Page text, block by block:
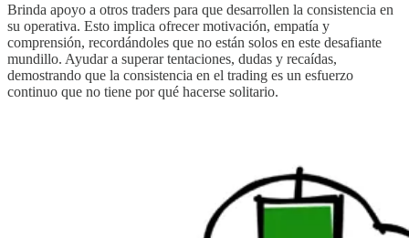
Brinda apoyo a otros traders para que desarrollen la consistencia en
su operativa. Esto implica ofrecer motivación, empatía y
comprensión, recordándoles que no están solos en este desafiante
mundillo. Ayudar a superar tentaciones, dudas y recaídas,
demostrando que la consistencia en el trading es un esfuerzo
continuo que no tiene por qué hacerse solitario.